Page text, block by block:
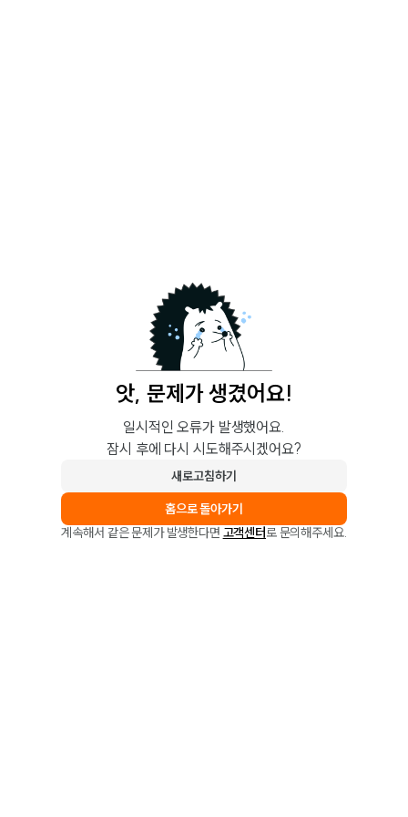
앗, 문제가 생겼어요!
일시적인 오류가 발생했어요.
잠시 후에 다시 시도해주시겠어요?
새로고침하기
홈으로 돌아가기
계속해서 같은 문제가 발생한다면 고객센터로 문의해주세요.